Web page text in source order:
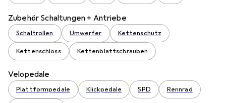
Zubehör Schaltungen + Antriebe
Schaltrollen Umwerfer Kettenschutz
Kettenschloss Kettenblattschrauben
Velopedale
Plattformpedale Klickpedale SPD Rennrad